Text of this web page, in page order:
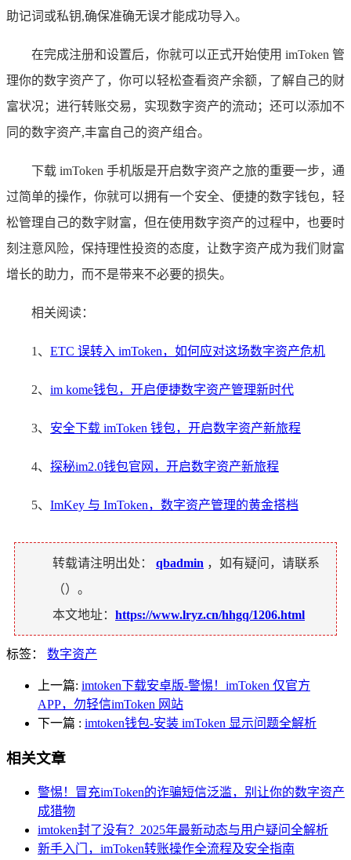
助记词或私钥,确保准确无误才能成功导入。
在完成注册和设置后，你就可以正式开始使用 imToken 管
理你的数字资产了，你可以轻松查看资产余额，了解自己的财
富状况；进行转账交易，实现数字资产的流动；还可以添加不
同的数字资产,丰富自己的资产组合。
下载 imToken 手机版是开启数字资产之旅的重要一步，通
过简单的操作，你就可以拥有一个安全、便捷的数字钱包，轻
松管理自己的数字财富，但在使用数字资产的过程中，也要时
刻注意风险，保持理性投资的态度，让数字资产成为我们财富
增长的助力，而不是带来不必要的损失。
相关阅读：
1、 ETC 误转入 imToken，如何应对这场数字资产危机
2、 im kome钱包，开启便捷数字资产管理新时代
3、 安全下载 imToken 钱包，开启数字资产新旅程
4、 探秘im2.0钱包官网，开启数字资产新旅程
5、 ImKey 与 ImToken，数字资产管理的黄金搭档
转载请注明出处： qbadmin ，如有疑问，请联系
（）。
本文地址： https://www.lryz.cn/hhgq/1206.html
标签： 数字资产
上一篇: imtoken下载安卓版-警惕！imToken 仅官方
APP，勿轻信imToken 网站
下一篇 : imtoken钱包-安装 imToken 显示问题全解析
相关文章
警惕！冒充imToken的诈骗短信泛滥，别让你的数字资产
成猎物
imtoken封了没有？2025年最新动态与用户疑问全解析
新手入门，imToken转账操作全流程及安全指南